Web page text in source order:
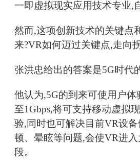
一即虚拟现实应用技术专业,
然而,这项创新技术的关键点
来?VR如何迈过关键点,走向
张洪忠给出的答案是5G时代
他认为,5G的到来可使用户体
至1Gbps,将可支持移动虚拟
验,同时也可解决目前VR设
顿、晕眩等问题,会使VR进
段。